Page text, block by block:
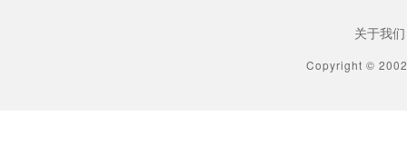
关于我们
Copyright ©